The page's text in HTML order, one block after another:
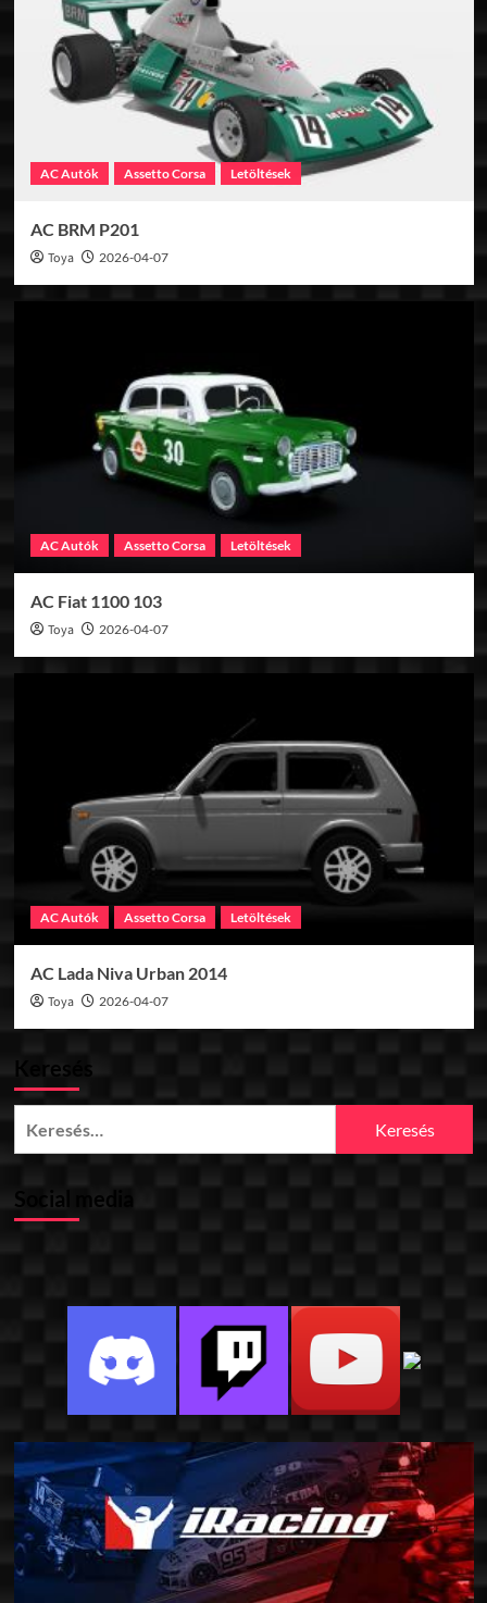
AC Autók Assetto Corsa Letöltések
AC BRM P201
Toya 2026-04-07
AC Autók Assetto Corsa Letöltések
AC Fiat 1100 103
Toya 2026-04-07
AC Autók Assetto Corsa Letöltések
AC Lada Niva Urban 2014
Toya 2026-04-07
Keresés
Social media